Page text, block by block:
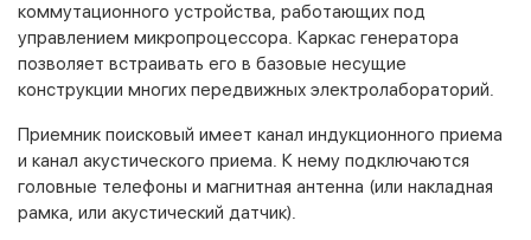
коммутационного устройства, работающих под
управлением микропроцессора. Каркас генератора
позволяет встраивать его в базовые несущие
конструкции многих передвижных электролабораторий.
Приемник поисковый имеет канал индукционного приема
и канал акустического приема. К нему подключаются
головные телефоны и магнитная антенна (или накладная
рамка, или акустический датчик).